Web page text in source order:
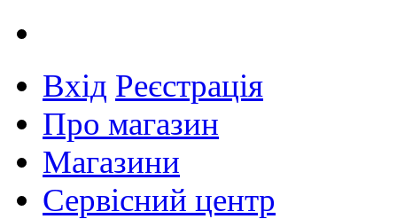
Вхід Реєстрація
Про магазин
Магазини
Сервісний центр